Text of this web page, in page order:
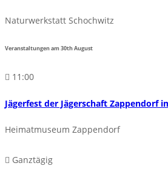
Naturwerkstatt Schochwitz
Veranstaltungen am30thAugust
11:00
Jägerfest der Jägerschaft Zappendorf
Heimatmuseum Zappendorf
Ganztägig